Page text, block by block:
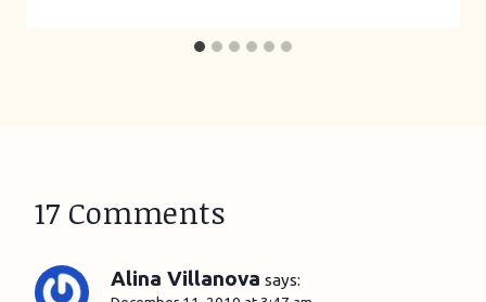
17 Comments
Alina Villanova says: